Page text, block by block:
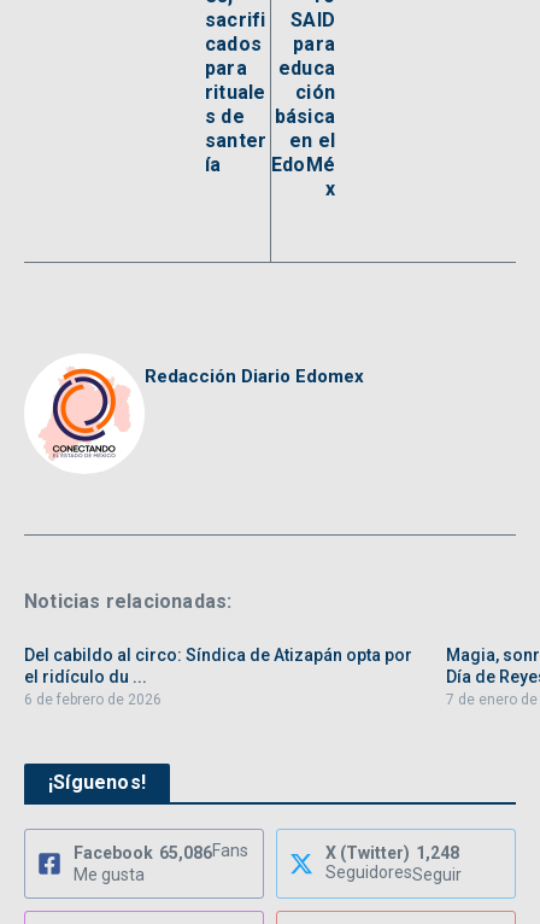
sacrifi
cados
para
rituale
s de
santer
ía
SAID
para
educa
ción
básica
en el
EdoMé
x
Redacción Diario Edomex
Noticias relacionadas:
Del cabildo al circo: Síndica de Atizapán opta por
el ridículo du ...
6 de febrero de 2026
Magia,
Día de
7 de enero
¡Síguenos!
Facebook 65,086Fans
Me gusta
X (Twitter) 1,248
SeguidoresSeguir